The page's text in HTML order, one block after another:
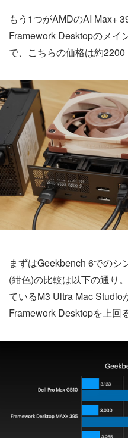
もう1つがAMDのAI Max+
Framework Desktopのメイ
で、こちらの価格は約2200
まずはGeekbench 6でのシ
(紺色)の比較は以下の通り
ているM3 Ultra Mac
Framework Desktopを上回